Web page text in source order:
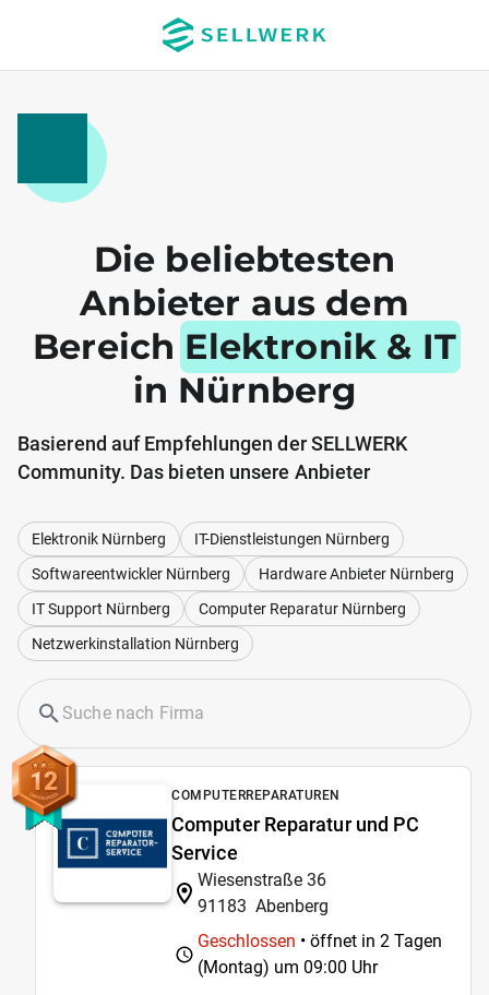
Die beliebtesten
Anbieter aus dem
Bereich Elektronik & IT
in Nürnberg
Basierend auf Empfehlungen der SELLWERK
Community. Das bieten unsere Anbieter
Elektronik Nürnberg
IT-Dienstleistungen Nürnberg
Softwareentwickler Nürnberg
Hardware Anbieter Nürnberg
IT Support Nürnberg
Computer Reparatur Nürnberg
Netzwerkinstallation Nürnberg
12 COMPUTERREPARATUREN
Computer Reparatur und PC
Service
Wiesenstraße 36
91183 Abenberg
Geschlossen • öffnet in 2 Tagen
(Montag) um 09:00 Uhr